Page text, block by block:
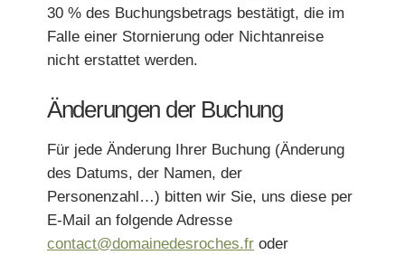
30 % des Buchungsbetrags bestätigt, die im
Falle einer Stornierung oder Nichtanreise
nicht erstattet werden.
Änderungen der Buchung
Für jede Änderung Ihrer Buchung (Änderung
des Datums, der Namen, der
Personenzahl…) bitten wir Sie, uns diese per
E-Mail an folgende Adresse
contact@domainedesroches.fr oder
Name
Vorname*:
Name
Mobil* :
Fordern Sie ein Angebot für Ihre Veranstaltung an
Name :
Vorname :
Vorname*:
E-Mail
Telefon*: